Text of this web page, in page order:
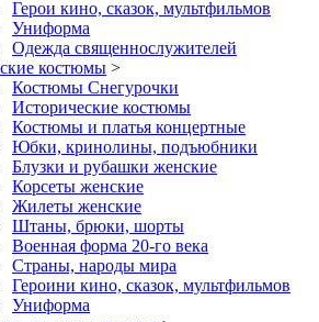
Герои кино, сказок, мультфильмов
Униформа
Одежда священнослужителей
костюмы >
Костюмы Снегурочки
Исторические костюмы
Костюмы и платья концертные
Юбки, кринолины, подъюбники
Блузки и рубашки женские
Корсеты женские
Жилеты женские
Штаны, брюки, шорты
Военная форма 20-го века
Страны, народы мира
Героини кино, сказок, мультфильмов
Униформа